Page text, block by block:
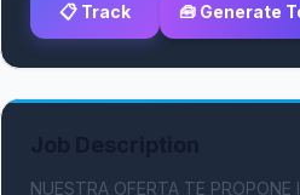
📋 Track 🧰 Generate
NUESTRA OFERTA TE